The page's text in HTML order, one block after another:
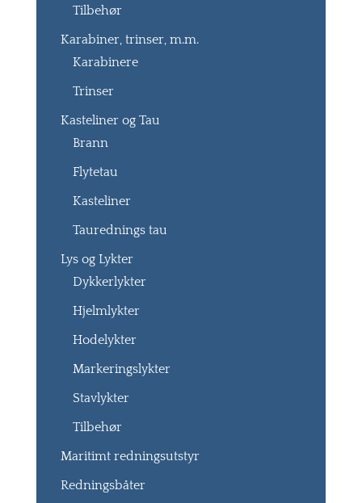
Tilbehør
Karabiner, trinser, m.m.
Karabinere
Trinser
Kasteliner og Tau
Brann
Flytetau
Kasteliner
Taurednings tau
Lys og Lykter
Dykkerlykter
Hjelmlykter
Hodelykter
Markeringslykter
Stavlykter
Tilbehør
Maritimt redningsutstyr
Redningsbåter